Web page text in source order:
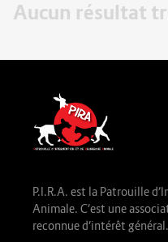
Aucun résultat
P.I.R.A. est la Patrouille
Animale. C’est une
reconnue d’intérêt général.